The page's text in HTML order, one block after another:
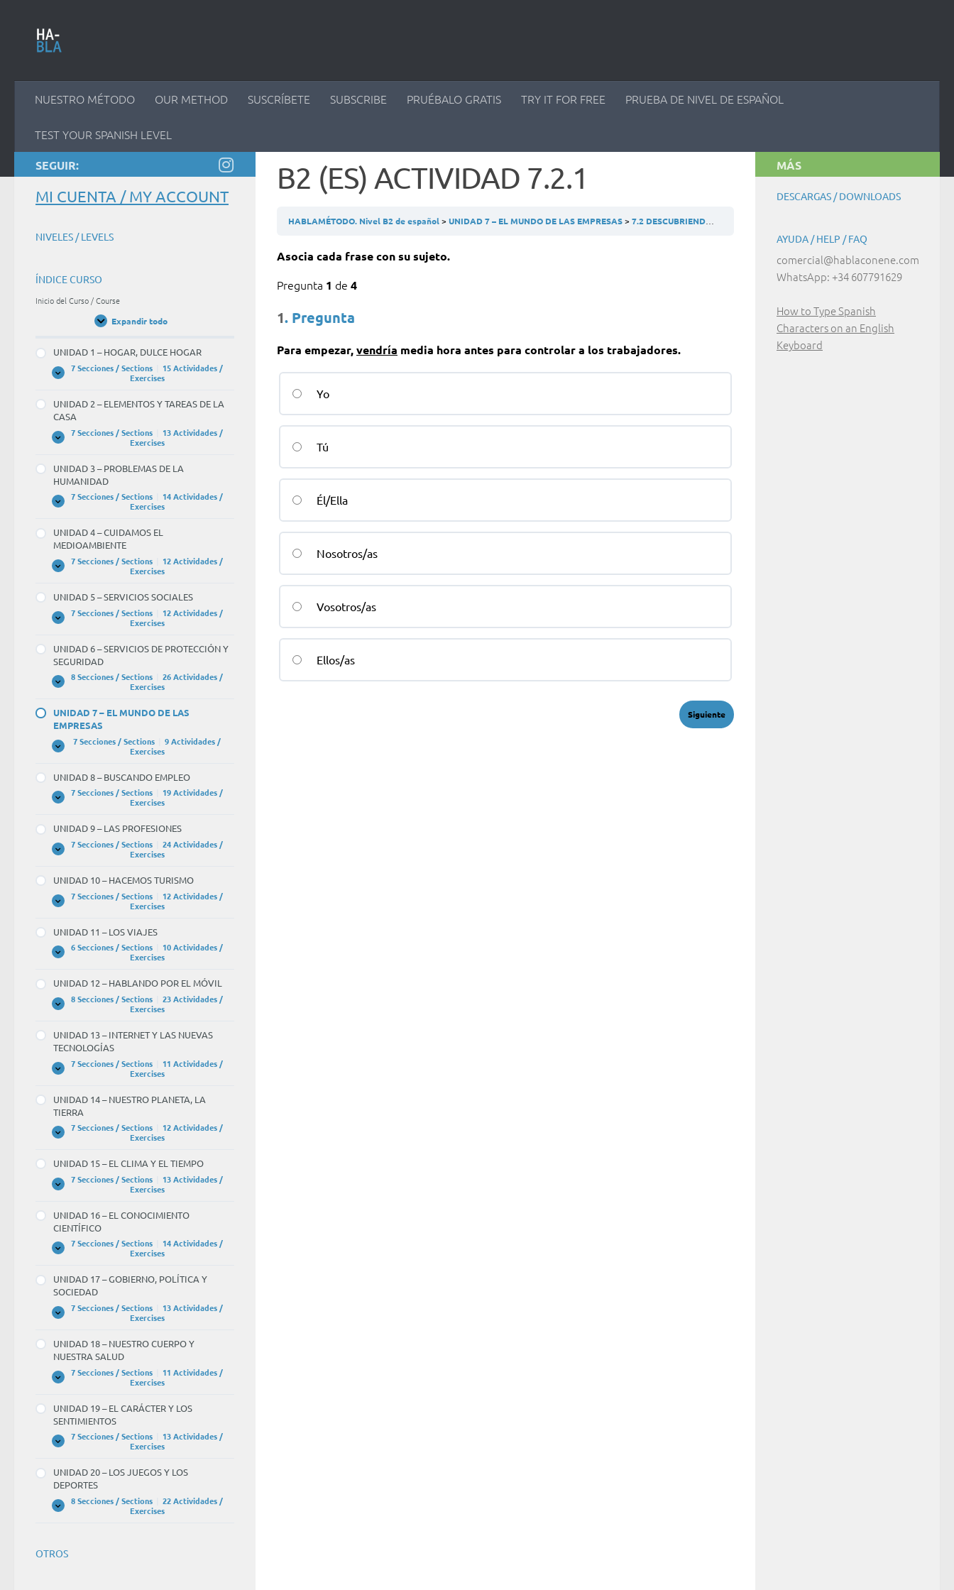
NUESTRO MÉTODO OUR METHOD SUSCRÍBETE SUBSCRIBE PRUÉBALO GRATIS TRY IT FOR FREE PRUEBA DE NIVEL DE ESPAÑOL
TEST YOUR SPANISH LEVEL
B2 (ES) ACTIVIDAD 7.2.1
HABLAMÉTODO. Nivel B2 de español UNIDAD 7 – EL MUNDO DE LAS EMPRESAS 7.2 DESCUBRIENDO LA GRAMÁTICA
Asocia cada frase con su sujeto.
Pregunta 1 de 4
1. Pregunta
Para empezar,vendría media hora antes para controlar a los trabajadores.
Yo
Tú
Él/Ella
Nosotros/as
Vosotros/as
Ellos/as
SEGUIR:
MI CUENTA / MY ACCOUNT
NIVELES / LEVELS
ÍNDICE CURSO
Inicio del Curso / Course
Expandir todo
Unidades
UNIDAD 1 – HOGAR, DULCE HOGAR
Expandir
UNIDAD
HOGAR,
DULCE
7 Secciones / Sections
15 Actividades /
Exercises
UNIDAD 2 – ELEMENTOS Y TAREAS DE LA
CASA
Expandir
UNIDAD
ELEMENTOS
Y
DE
LA
7 Secciones / Sections
13 Actividades /
Exercises
UNIDAD 3 – PROBLEMAS DE LA
HUMANIDAD
Expandir
UNIDAD
PROBLEMAS
DE
HUMANIDAD
7 Secciones / Sections
14 Actividades /
Exercises
UNIDAD 4 – CUIDAMOS EL
MEDIOAMBIENTE
Expandir
UNIDAD
CUIDAMOS
EL
MEDIOAMBIENTE
7 Secciones / Sections
12 Actividades /
Exercises
UNIDAD 5 – SERVICIOS SOCIALES
Expandir
UNIDAD
SERVICIOS
SOCIALES
7 Secciones / Sections
12 Actividades /
Exercises
UNIDAD 6 – SERVICIOS DE PROTECCIÓN Y
SEGURIDAD
Expandir
UNIDAD
SERVICIOS
DE
Y
SEGURIDAD
8 Secciones / Sections
26 Actividades /
Exercises
UNIDAD 7 – EL MUNDO DE LAS
EMPRESAS
Expandir
UNIDAD
EL
MUNDO
DE
7 Secciones / Sections
9 Actividades /
Exercises
UNIDAD 8 – BUSCANDO EMPLEO
Expandir
UNIDAD
BUSCANDO
EMPLEO
7 Secciones / Sections
19 Actividades /
Exercises
UNIDAD 9 – LAS PROFESIONES
Expandir
UNIDAD
LAS
PROFESIONES
7 Secciones / Sections
24 Actividades /
Exercises
UNIDAD 10 – HACEMOS TURISMO
Expandir
UNIDAD
HACEMOS
TURISMO
7 Secciones / Sections
12 Actividades /
Exercises
UNIDAD 11 – LOS VIAJES
Expandir
UNIDAD
LOS
VIAJES
6 Secciones / Sections
10 Actividades /
Exercises
UNIDAD 12 – HABLANDO POR EL MÓVIL
Expandir
UNIDAD
HABLANDO
POR
MÓVIL
8 Secciones / Sections
23 Actividades /
Exercises
UNIDAD 13 – INTERNET Y LAS NUEVAS
TECNOLOGÍAS
Expandir
UNIDAD
INTERNET
Y
NUEVAS
TECNOLOGÍAS
7 Secciones / Sections
11 Actividades /
Exercises
UNIDAD 14 – NUESTRO PLANETA, LA
TIERRA
Expandir
UNIDAD
NUESTRO
PLANETA,
LA
7 Secciones / Sections
12 Actividades /
Exercises
UNIDAD 15 – EL CLIMA Y EL TIEMPO
Expandir
UNIDAD
EL
CLIMA
EL
TIEMPO
7 Secciones / Sections
13 Actividades /
Exercises
UNIDAD 16 – EL CONOCIMIENTO
CIENTÍFICO
Expandir
UNIDAD
EL
CONOCIMIENTO
7 Secciones / Sections
14 Actividades /
Exercises
UNIDAD 17 – GOBIERNO, POLÍTICA Y
SOCIEDAD
Expandir
UNIDAD
GOBIERNO,
POLÍTICA
SOCIEDAD
7 Secciones / Sections
13 Actividades /
Exercises
UNIDAD 18 – NUESTRO CUERPO Y
NUESTRA SALUD
Expandir
UNIDAD
NUESTRO
CUERPO
NUESTRA
SALUD
7 Secciones / Sections
11 Actividades /
Exercises
UNIDAD 19 – EL CARÁCTER Y LOS
SENTIMIENTOS
Expandir
UNIDAD
EL
CARÁCTER
LOS
SENTIMIENTOS
7 Secciones / Sections
13 Actividades /
Exercises
UNIDAD 20 – LOS JUEGOS Y LOS
DEPORTES
Expandir
UNIDAD
JUEGOS
Y
8 Secciones / Sections
22 Actividades /
Exercises
OTROS
MÁS
DESCARGAS / DOWNLOADS
AYUDA / HELP / FAQ
comercial@hablaconene.com
WhatsApp: +34 607791629
How to Type Spanish
Characters on an English
Keyboard